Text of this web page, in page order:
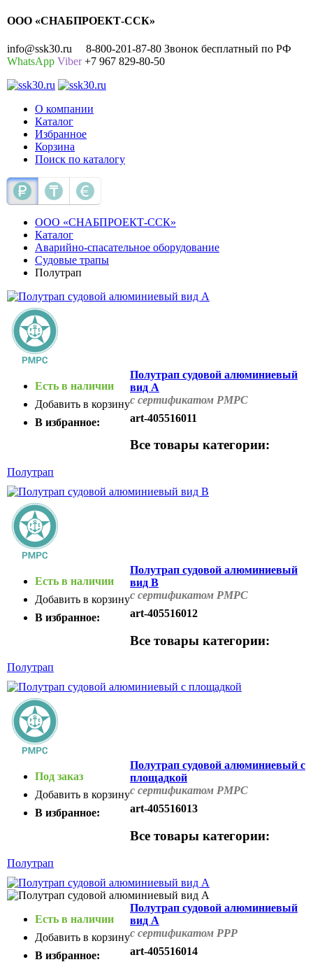
ООО «СНАБПРОЕКТ-ССК»
info@ssk30.ru
8-800-201-87-80 Звонок бесплатный по РФ
WhatsApp Viber+7 967 829-80-50
О компании
Каталог
Избранное
Корзина
Поиск по каталогу
ООО «СНАБПРОЕКТ-ССК»
Каталог
Аварийно-спасательное оборудование
Судовые трапы
Полутрап
Есть в наличии
Добавить в корзину
В избранное:
Полутрап судовой алюминиевый
вид А
с сертификатом РМРС
art-405516011
Все товары категории:
Полутрап
Есть в наличии
Добавить в корзину
В избранное:
Полутрап судовой алюминиевый
вид В
с сертификатом РМРС
art-405516012
Все товары категории:
Полутрап
Под заказ
Добавить в корзину
В избранное:
Полутрап судовой алюминиевый с
площадкой
с сертификатом РМРС
art-405516013
Все товары категории:
Полутрап
Есть в наличии
Добавить в корзину
В избранное:
Полутрап судовой алюминиевый
вид А
с сертификатом РРР
art-405516014